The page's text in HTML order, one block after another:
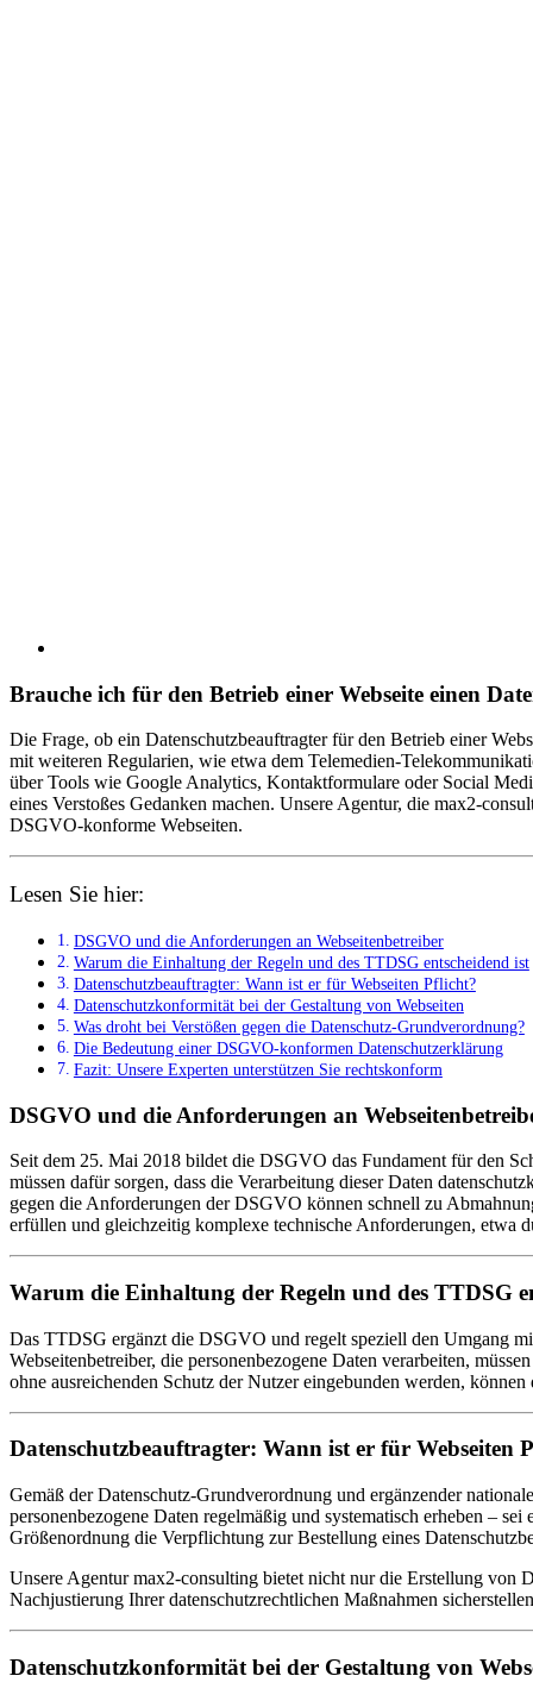
Brauche ich für den Betrieb einer Webseite einen
Die Frage, ob ein Datenschutzbeauftragter für den Betrieb einer
mit weiteren Regularien, wie etwa dem Telemedien-
über Tools wie Google Analytics, Kontaktformulare oder Social
eines Verstoßes Gedanken machen. Unsere Agentur, die max2-
DSGVO-konforme Webseiten.
Lesen Sie hier:
DSGVO und die Anforderungen an Webseitenbetreiber
Warum die Einhaltung der Regeln und des TTDSG entscheidend ist
Datenschutzbeauftragter: Wann ist er für Webseiten Pflicht?
Datenschutzkonformität bei der Gestaltung von Webseiten
Was droht bei Verstößen gegen die Datenschutz-Grundverordnung?
Die Bedeutung einer DSGVO-konformen Datenschutzerklärung
Fazit: Unsere Experten unterstützen Sie rechtskonform
DSGVO und die Anforderungen an
Seit dem 25. Mai 2018 bildet die DSGVO das Fundament für den
müssen dafür sorgen, dass die Verarbeitung dieser Daten
gegen die Anforderungen der DSGVO können schnell zu
erfüllen und gleichzeitig komplexe technische Anforderungen, etwa
Warum die Einhaltung der Regeln und des TTDSG
Das TTDSG ergänzt die DSGVO und regelt speziell den Umgang
Webseitenbetreiber, die personenbezogene Daten verarbeiten,
ohne ausreichenden Schutz der Nutzer eingebunden werden,
Datenschutzbeauftragter: Wann ist er für Webseiten
Gemäß der Datenschutz-Grundverordnung und ergänzender
personenbezogene Daten regelmäßig und systematisch erheben –
Größenordnung die Verpflichtung zur Bestellung eines
Unsere Agentur max2-consulting bietet nicht nur die Erstellung von
Nachjustierung Ihrer datenschutzrechtlichen Maßnahmen
Datenschutzkonformität bei der Gestaltung von